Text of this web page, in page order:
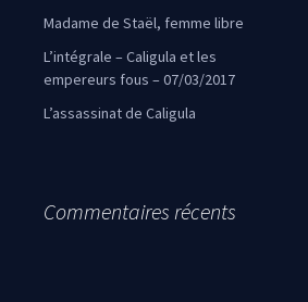
Madame de Staël, femme libre
L’intégrale – Caligula et les
empereurs fous – 07/03/2017
L’assassinat de Caligula
Commentaires récents